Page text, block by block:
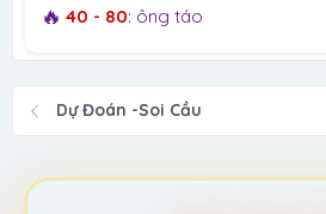
🔥 40 - 80: ông táo
Dự Đoán -Soi Cầu